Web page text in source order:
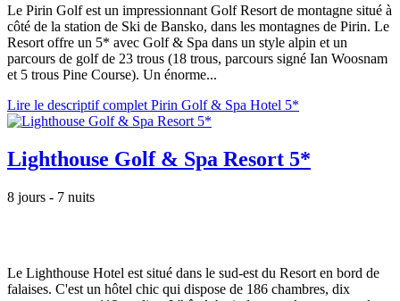
Le Pirin Golf est un impressionnant Golf Resort de montagne situé à
côté de la station de Ski de Bansko, dans les montagnes de Pirin. Le
Resort offre un 5* avec Golf & Spa dans un style alpin et un
parcours de golf de 23 trous (18 trous, parcours signé Ian Woosnam
et 5 trous Pine Course). Un énorme...
Lire le descriptif complet Pirin Golf & Spa Hotel 5*
Lighthouse Golf & Spa Resort 5*
8 jours - 7 nuits
Le Lighthouse Hotel est situé dans le sud-est du Resort en bord de
falaises. C'est un hôtel chic qui dispose de 186 chambres, dix